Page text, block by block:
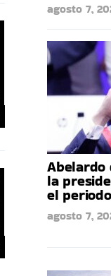
agosto 7,
Abelardo
la
el
agosto 7,